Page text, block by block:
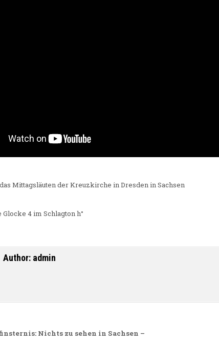
Mittagsläuten der Kreuzkirche in Dresden in Sachsen
4 im Schlagton h°
Author: admin
Nichts zu sehen in Sachsen –